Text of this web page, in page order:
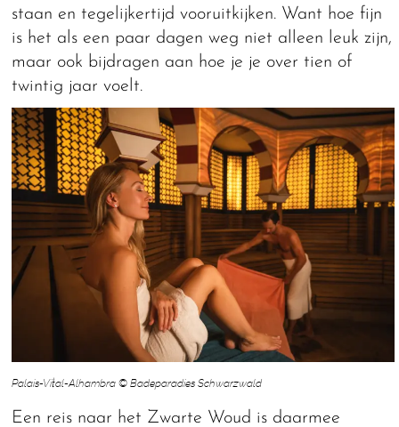
staan en tegelijkertijd vooruitkijken. Want hoe fijn
is het als een paar dagen weg niet alleen leuk zijn,
maar ook bijdragen aan hoe je je over tien of
twintig jaar voelt.
Palais-Vital-Alhambra © Badeparadies Schwarzwald
Een reis naar het Zwarte Woud is daarmee